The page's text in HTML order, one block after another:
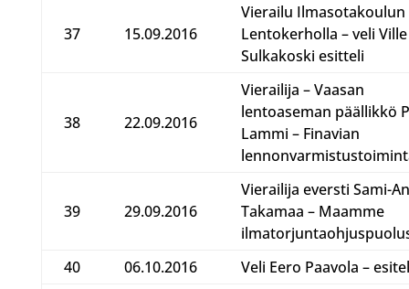
37 15.09.2016
Vierailu Ilmasotakoulun
Lentokerholla – veli Ville
Sulkakoski esitteli
38 22.09.2016
Vierailija – Vaasan
lentoaseman päällikkö
Lammi – Finavian
39 29.09.2016
Vierailija eversti Sami-
Takamaa – Maamme
40
06.10.2016
Veli Eero Paavola –